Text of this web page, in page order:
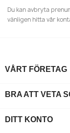
Du kan avbryta
vänligen hitta vår
VÅRT FÖRETAG
BRA ATT VETA
DITT KONTO